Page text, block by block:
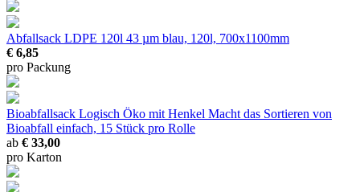
Abfallsack LDPE 120l 43 µm blau, 120l, 700x1100mm
€ 6,85
pro Packung
Bioabfallsack Logisch Öko mit Henkel Macht das Sortieren von
Bioabfall einfach, 15 Stück pro Rolle
ab € 33,00
pro Karton